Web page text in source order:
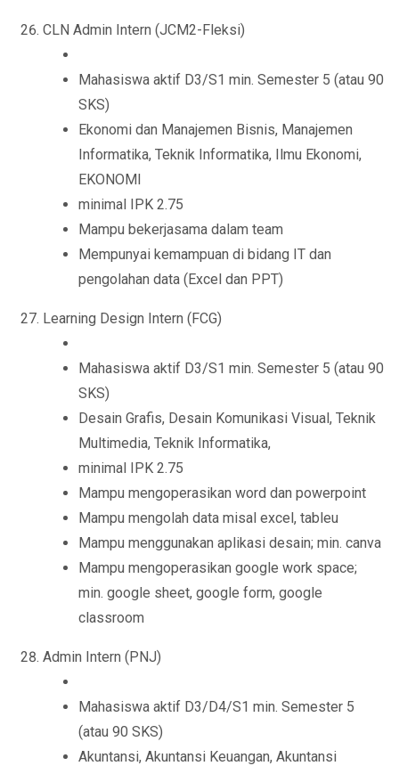
CLN Admin Intern (JCM2-Fleksi)
Mahasiswa aktif D3/S1 min. Semester 5 (atau 90
SKS)
Ekonomi dan Manajemen Bisnis, Manajemen
Informatika, Teknik Informatika, Ilmu Ekonomi,
EKONOMI
minimal IPK 2.75
Mampu bekerjasama dalam team
Mempunyai kemampuan di bidang IT dan
pengolahan data (Excel dan PPT)
Learning Design Intern (FCG)
Mahasiswa aktif D3/S1 min. Semester 5 (atau 90
SKS)
Desain Grafis, Desain Komunikasi Visual, Teknik
Multimedia, Teknik Informatika,
minimal IPK 2.75
Mampu mengoperasikan word dan powerpoint
Mampu mengolah data misal excel, tableu
Mampu menggunakan aplikasi desain; min. canva
Mampu mengoperasikan google work space;
min. google sheet, google form, google
classroom
Admin Intern (PNJ)
Mahasiswa aktif D3/D4/S1 min. Semester 5
(atau 90 SKS)
Akuntansi, Akuntansi Keuangan, Akuntansi